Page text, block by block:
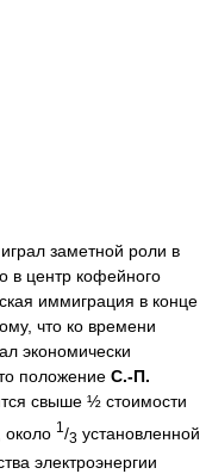
заметной роли в
в центр кофейного
иммиграция в конце
что ко времени
экономически
положение С.-П.
свыше ½ стоимости
около 1 /3 установленной
электроэнергии